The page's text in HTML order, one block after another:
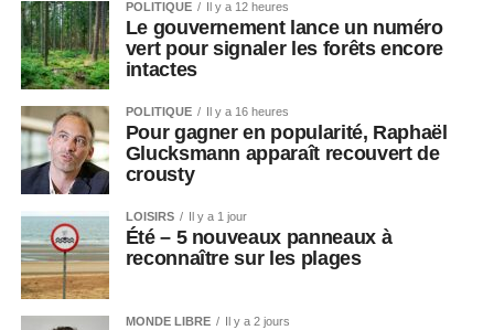
POLITIQUE Il y a 12 heures
Le gouvernement lance un numéro
vert pour signaler les forêts encore
intactes
POLITIQUE Il y a 16 heures
Pour gagner en popularité, Raphaël
Glucksmann apparaît recouvert de
crousty
LOISIRS Il y a 1 jour
Été – 5 nouveaux panneaux à
reconnaître sur les plages
MONDE LIBRE Il y a 2 jours